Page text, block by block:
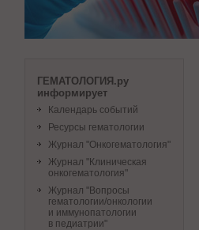
ГЕМАТОЛОГИЯ.ру
информирует
Календарь событий
Ресурсы гематологии
Журнал "Онкогематология"
Журнал "Клиническая
онкогематология"
Журнал "Вопросы
гематологии/онкологии
и иммунопатологии
в педиатрии"